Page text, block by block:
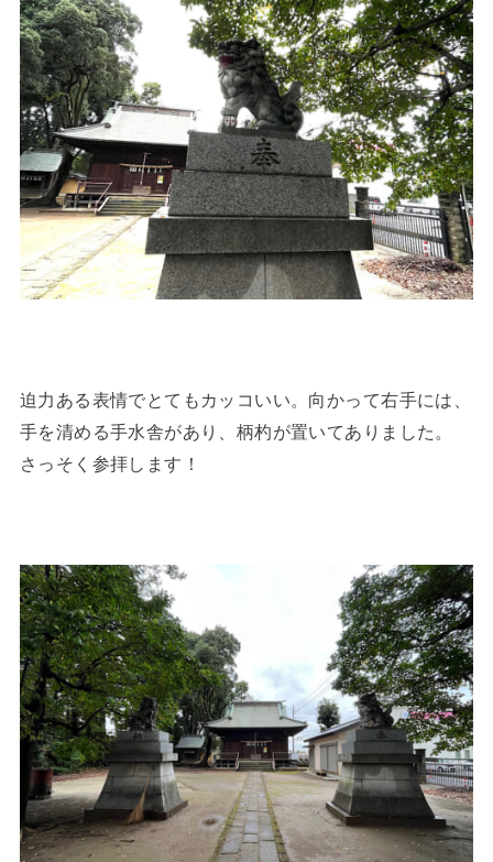
迫力ある表情でとてもカッコいい。向かって右手には、
手を清める手水舎があり、柄杓が置いてありました。
さっそく参拝します！